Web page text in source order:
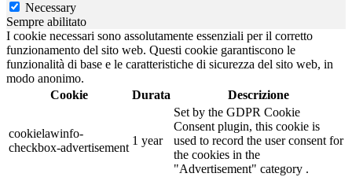
Necessary
Sempre abilitato
I cookie necessari sono assolutamente essenziali per il corretto
funzionamento del sito web. Questi cookie garantiscono le
funzionalità di base e le caratteristiche di sicurezza del sito web, in
modo anonimo.
Cookie
Durata Descrizione
cookielawinfo-
checkbox-advertisement
1 year
Set by the GDPR Cookie
Consent plugin, this cookie is
used to record the user consent for
the cookies in the
"Advertisement" category .